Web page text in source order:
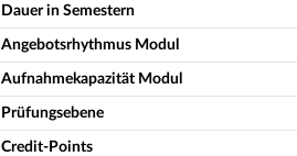
Dauer in Semestern
Angebotsrhythmus Modul
Aufnahmekapazität Modul
Prüfungsebene
Credit-Points